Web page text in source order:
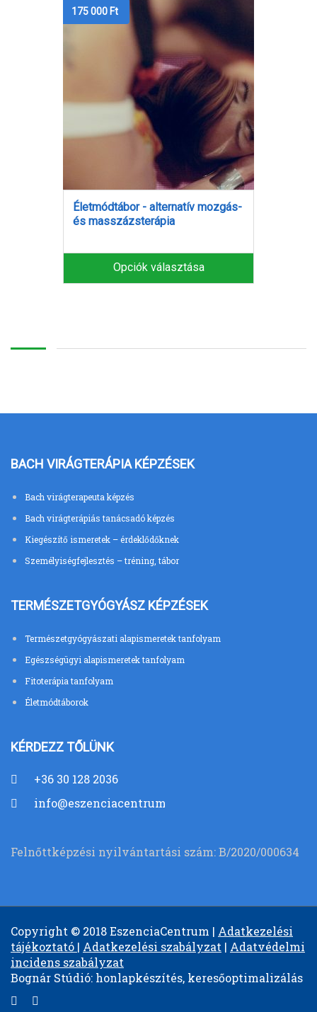
175 000 Ft
Életmódtábor - alternatív mozgás-
és masszázsterápia
Opciók választása
BACH VIRÁGTERÁPIA KÉPZÉSEK
Bach virágterapeuta képzés
Bach virágterápiás tanácsadó képzés
Kiegészítő ismeretek – érdeklődőknek
Személyiségfejlesztés – tréning, tábor
TERMÉSZETGYÓGYÁSZ KÉPZÉSEK
Természetgyógyászati alapismeretek tanfolyam
Egészségügyi alapismeretek tanfolyam
Fitoterápia tanfolyam
Életmódtáborok
KÉRDEZZ TŐLÜNK
+36 30 128 2036
info@eszenciacentrum.hu
Felnőttképzési nyilvántartási szám: B/2020/000634
Copyright © 2018 EszenciaCentrum | Adatkezelési
tájékoztató | Adatkezelési szabályzat | Adatvédelmi
incidens szabályzat
Bognár Stúdió: honlapkészítés, keresőoptimalizálás